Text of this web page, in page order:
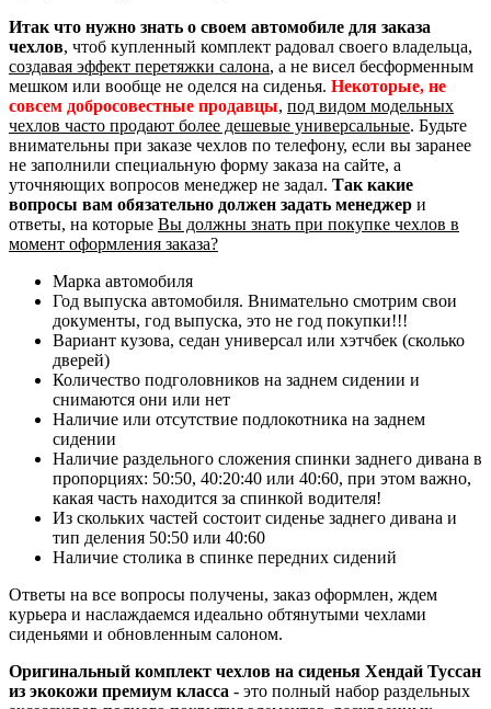
Итак что нужно знать о своем автомобиле для заказа
чехлов, чтоб купленный комплект радовал своего владельца,
создавая эффект перетяжки салона, а не висел бесформенным
мешком или вообще не оделся на сиденья. Некоторые, не
совсем добросовестные продавцы, под видом модельных
чехлов часто продают более дешевые универсальные. Будьте
внимательны при заказе чехлов по телефону, если вы заранее
не заполнили специальную форму заказа на сайте, а
уточняющих вопросов менеджер не задал. Так какие
вопросы вам обязательно должен задать менеджер и
ответы, на которые Вы должны знать при покупке чехлов в
момент оформления заказа?
Марка автомобиля
Год выпуска автомобиля. Внимательно смотрим свои
документы, год выпуска, это не год покупки!!!
Вариант кузова, седан универсал или хэтчбек (сколько
дверей)
Количество подголовников на заднем сидении и
снимаются они или нет
Наличие или отсутствие подлокотника на заднем
сидении
Наличие раздельного сложения спинки заднего дивана в
пропорциях: 50:50, 40:20:40 или 40:60, при этом важно,
какая часть находится за спинкой водителя!
Из скольких частей состоит сиденье заднего дивана и
тип деления 50:50 или 40:60
Наличие столика в спинке передних сидений
Ответы на все вопросы получены, заказ оформлен, ждем
курьера и наслаждаемся идеально обтянутыми чехлами
сиденьями и обновленным салоном.
Оригинальный комплект чехлов на сиденья Хендай Туссан
из экокожи премиум класса - это полный набор раздельных